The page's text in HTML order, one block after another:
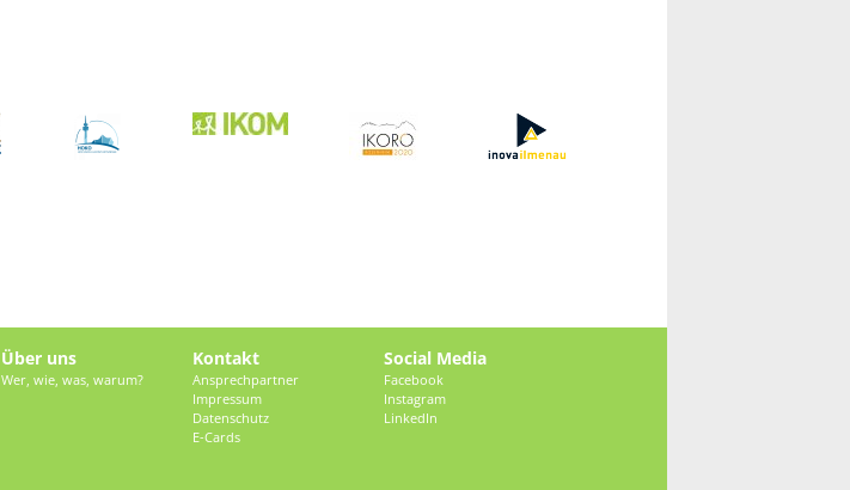
Über uns
Wer, wie, was, warum?
Kontakt
Ansprechpartner
Impressum
Datenschutz
E-Cards
Social Media
Facebook
Instagram
LinkedIn